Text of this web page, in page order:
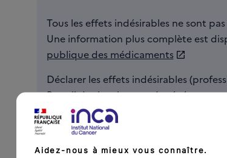
Tous les effets indésirables ne sont
Une information plus complète est
publique des médicaments
Déclarer les effets indésirables
Portail de signalement des
Consulter le thésaurus des
l’ANSM
.
Aidez-nous à mieux vous connaître.